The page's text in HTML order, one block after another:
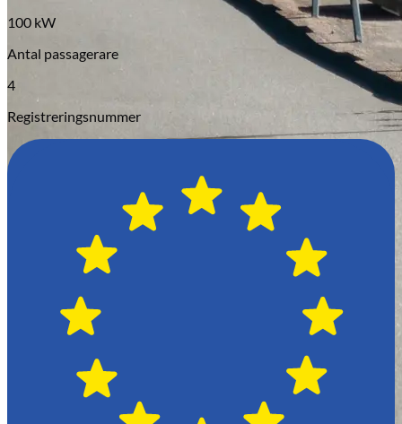
100 kW
Antal passagerare
4
Registreringsnummer